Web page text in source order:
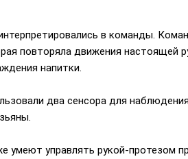
в команды.
повторяла движения настоящей
напитки.
два сенсора для
умеют управлять рукой-протезом